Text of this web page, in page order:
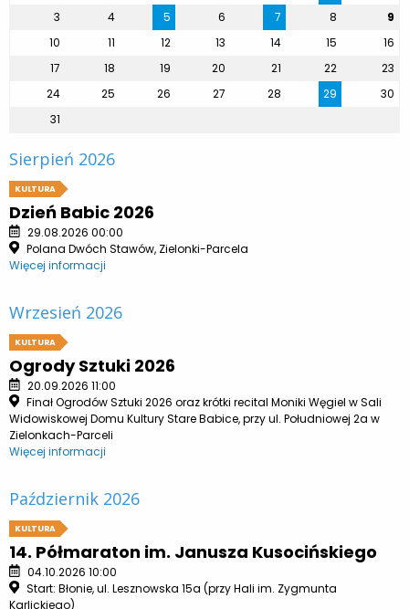
3
4 5 6 7 8
9
10
11 12 13 14 15
16
17
18 19 20 21 22
23
24
25 26 27 28 29
30
31
Sierpień 2026
KULTURA
Dzień Babic 2026
29.08.2026 00:00
Polana Dwóch Stawów, Zielonki-Parcela
Więcej informacji
Wrzesień 2026
KULTURA
Ogrody Sztuki 2026
20.09.2026 11:00
Finał Ogrodów Sztuki 2026 oraz krótki recital Moniki Węgiel w Sali
Widowiskowej Domu Kultury Stare Babice, przy ul. Południowej 2a w
Zielonkach-Parceli
Więcej informacji
Październik 2026
KULTURA
14. Półmaraton im. Janusza Kusocińskiego
04.10.2026 10:00
Start: Błonie, ul. Lesznowska 15a (przy Hali im. Zygmunta
Karlickiego)